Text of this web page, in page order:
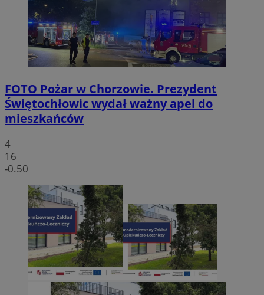
FOTO Pożar w Chorzowie. Prezydent
Świętochłowic wydał ważny apel do
mieszkańców
4
16
-0.50